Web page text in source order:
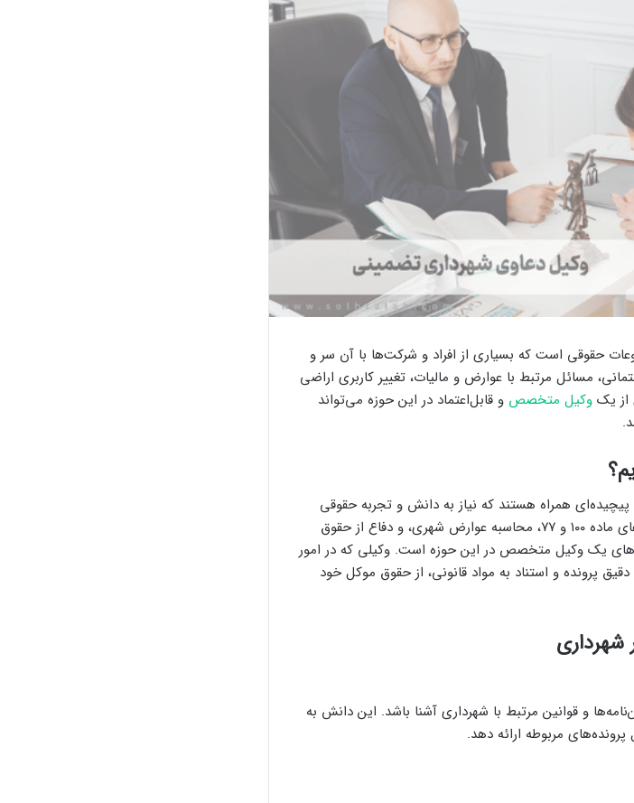
حقوقی است که بسیاری از افراد و شرکت‌ها با آن سر و
مسائل مرتبط با عوارض و مالیات، تغییر کاربری اراضی
از یک وکیل متخصص و قابل‌اعتماد در این حوزه می‌تواند
پیچیده‌ای همراه هستند که نیاز به دانش و تجربه حقوقی
تخصصی دارند. مواردی مانند رد یا تأیید کمیسیون‌های ماده ۱۰۰ و ۷۷، محاسبه عوارض شهری، و دفاع از حقوق
یک وکیل متخصص در این حوزه است. وکیلی که در امور
پرونده و استناد به مواد قانونی، از حقوق موکل خود
و قوانین مرتبط با شهرداری آشنا باشد. این دانش به
مربوطه ارائه دهد.